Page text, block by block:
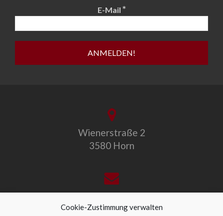
Cookie-Zustimmung verwalten
E-Mail *
Wienerstraße 2
3580 Horn
office@allegro-vivo.at